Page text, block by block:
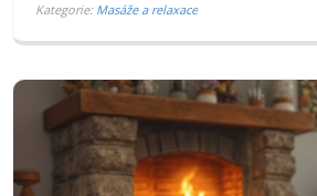
Kategorie: Masáže a relaxace